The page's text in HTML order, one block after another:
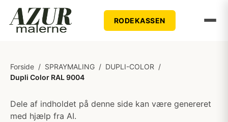
RODEKASSEN
Forside / SPRAYMALING / DUPLI-COLOR /
Dupli Color RAL 9004
Dele af indholdet på denne side kan være genereret
med hjælp fra AI.